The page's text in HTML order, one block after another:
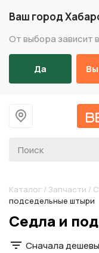
Ваш город
От выбора зависит
Да
Каталог / Запчасти /
подседельные штыри
Разделы
Седла и
Сначала